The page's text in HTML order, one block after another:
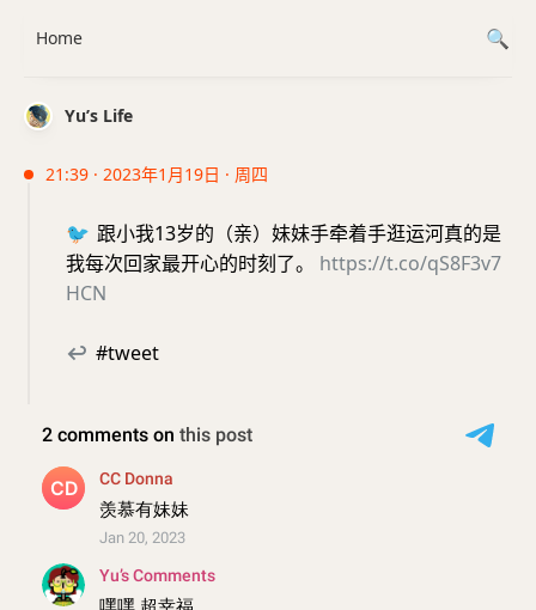
Yu’s Life
21:39 · 2023年1月19日 · 周四
🐦 跟小我13岁的（亲）妹妹手牵着手逛运河真的是
我每次回家最开心的时刻了。 https://t.co/qS8F3v7
HCN
↩ #tweet
Home